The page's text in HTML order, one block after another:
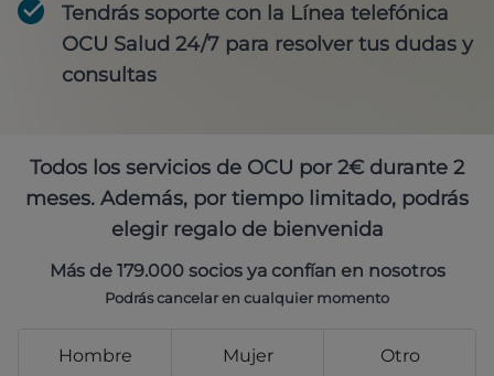
Tendrás soporte con la Línea telefónica
OCU Salud 24/7 para resolver tus dudas y
consultas
Todos los servicios de OCU por 2€ durante 2
meses. Además, por tiempo limitado, podrás
elegir regalo de bienvenida
Más de 179.000 socios ya confían en nosotros
Podrás cancelar en cualquier momento
Hombre Mujer Otro